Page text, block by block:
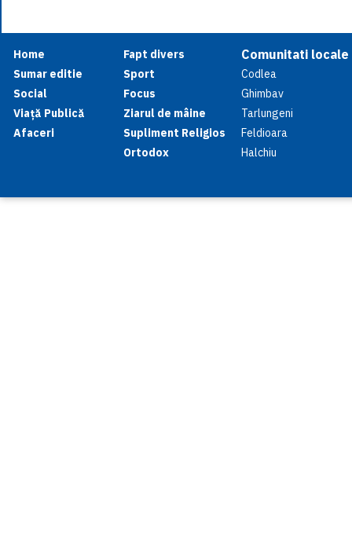
Home
Sumar editie
Social
Viață Publică
Afaceri
Fapt divers
Sport
Focus
Ziarul de mâine
Supliment Religios
Ortodox
Comunitati locale
Codlea
Ghimbav
Tarlungeni
Feldioara
Halchiu